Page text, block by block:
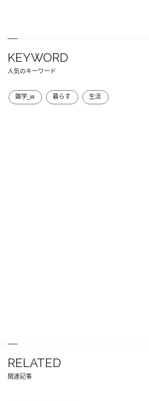
KEYWORD
人気のキーワード
雑学_w 暮らす 生活
RELATED
関連記事